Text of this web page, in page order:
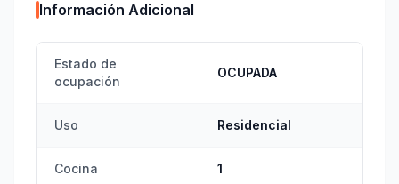
Información Adicional
Estado de
ocupación
OCUPADA
Uso Residencial
Cocina 1